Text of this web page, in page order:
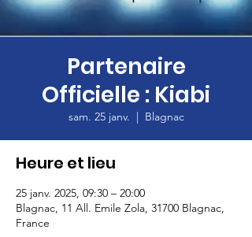
Partenaire
Officielle : Kiabi
sam. 25 janv.
  |
Blagnac
Heure et lieu
25 janv. 2025, 09:30 – 20:00
Blagnac, 11 All. Emile Zola, 31700 Blagnac,
France